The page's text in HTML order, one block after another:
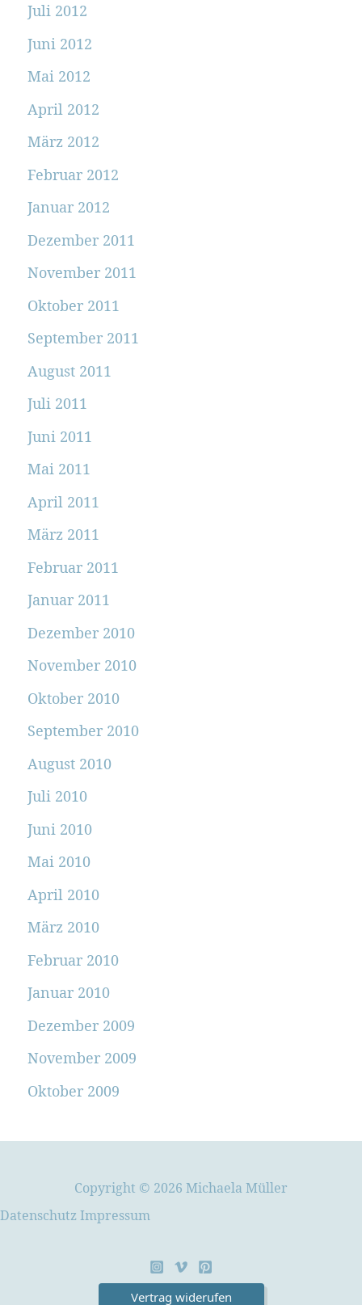
Juli 2012
Juni 2012
Mai 2012
April 2012
März 2012
Februar 2012
Januar 2012
Dezember 2011
November 2011
Oktober 2011
September 2011
August 2011
Juli 2011
Juni 2011
Mai 2011
April 2011
März 2011
Februar 2011
Januar 2011
Dezember 2010
November 2010
Oktober 2010
September 2010
August 2010
Juli 2010
Juni 2010
Mai 2010
April 2010
März 2010
Februar 2010
Januar 2010
Dezember 2009
November 2009
Oktober 2009
Copyright © 2026 Michaela Müller
Datenschutz Impressum
Vertrag widerufen